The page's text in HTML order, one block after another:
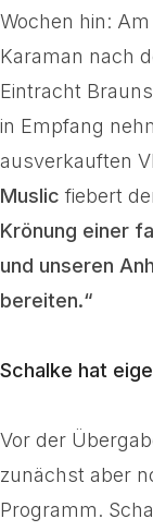
Wochen hin:
Karaman nach
Eintracht
in Empfang
ausverkauften
Muslic fiebert
Krönung einer
und unseren
bereiten.“
Schalke hat
Vor der
zunächst aber
Programm.